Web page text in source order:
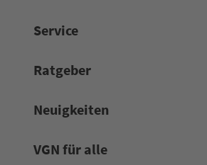
Service
Rat­ge­ber
Neuigkeiten
VGN für alle